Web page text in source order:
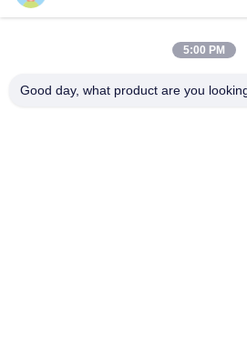
할인 및 더 많은 정보를 얻기 위해 뉴스레
5:00 PM
Good day, what product are you